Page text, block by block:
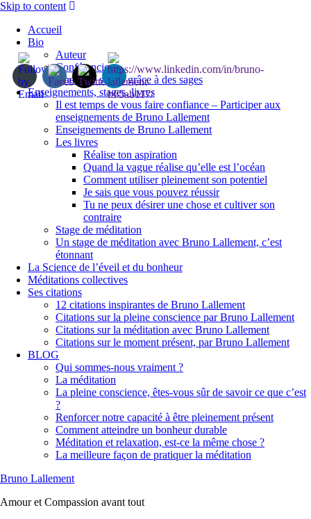
Skip to content
Accueil
Bio
Auteur
Conférencier
Une base solide grâce à des sages
Enseignements, stages, livres
Il est temps de vous faire confiance – Participer aux
enseignements de Bruno Lallement
Enseignements de Bruno Lallement
Les livres
Réalise ton aspiration
Quand la vague réalise qu’elle est l’océan
Comment utiliser pleinement son potentiel
Je sais que vous pouvez réussir
Tu ne peux désirer une chose et cultiver son
contraire
Stage de méditation
Un stage de méditation avec Bruno Lallement, c’est
étonnant
La Science de l’éveil et du bonheur
Méditations collectives
Ses citations
12 citations inspirantes de Bruno Lallement
Citations sur la pleine conscience par Bruno Lallement
Citations sur la méditation avec Bruno Lallement
Citations sur le moment présent, par Bruno Lallement
BLOG
Qui sommes-nous vraiment ?
La méditation
La pleine conscience, êtes-vous sûr de savoir ce que c’est
?
Renforcer notre capacité à être pleinement présent
Comment atteindre un bonheur durable
Méditation et relaxation, est-ce la même chose ?
La meilleure façon de pratiquer la méditation
Bruno Lallement
Amour et Compassion avant tout